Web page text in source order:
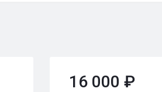
16 000 ₽